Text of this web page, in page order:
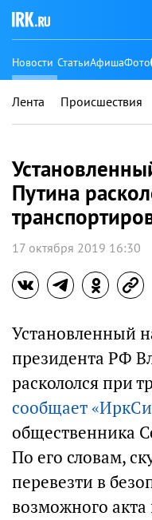
Новости СтатьиАфишаФото
Лента Происшествия
Путина
17 октября 2019 16:30
Установленный
президента РФ
раскололся при
сообщает
общественника
По его словам,
перевезти в
возможного